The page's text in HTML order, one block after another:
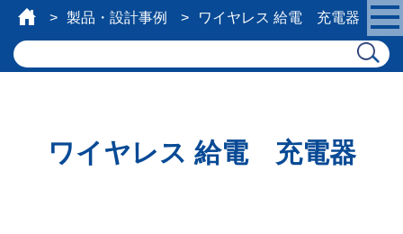
製品・設計事例 ワイヤレス 給電 充電器
ワイヤレス 給電 充電器